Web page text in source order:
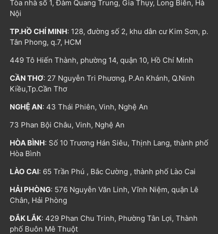
Tòa nhà số 1, Đàm Quang Trung, Gia Thụy, Long Biên, Hà
Nội
TP.HỒ CHÍ MINH: 128, đường số 2, khu dân cư Kim Sơn, p.
Tân Phong, q.7, HCM
449 Tô Hiến Thành, phường 14, quận 10, Hồ Chí Minh
CẦN THƠ: 27 Nguyễn Tri Phương, P.An Khánh, Q.Ninh
Kiều,Tp.Cần Thơ
NGHỆ AN: 43 Thái Phiên, Vinh, Nghệ An
73 Phan Bội Châu, Vinh, Nghệ An
HÒA BÌNH: Số 10 Trương Hán Siêu, Thịnh Lang, thành phố
Hòa Bình
LÀO CAI: 65 Trần Phú , Bắc Cường , thành phố Lào Cai
HẢI PHÒNG: 576 Nguyễn Văn Linh, Vĩnh Niệm, quận Lê
Chân, Hải Phòng
ĐẮK LẮK: 429 Phan Chu Trinh, Phường Tân Lợi, Thành
phố Buôn Mê Thuột